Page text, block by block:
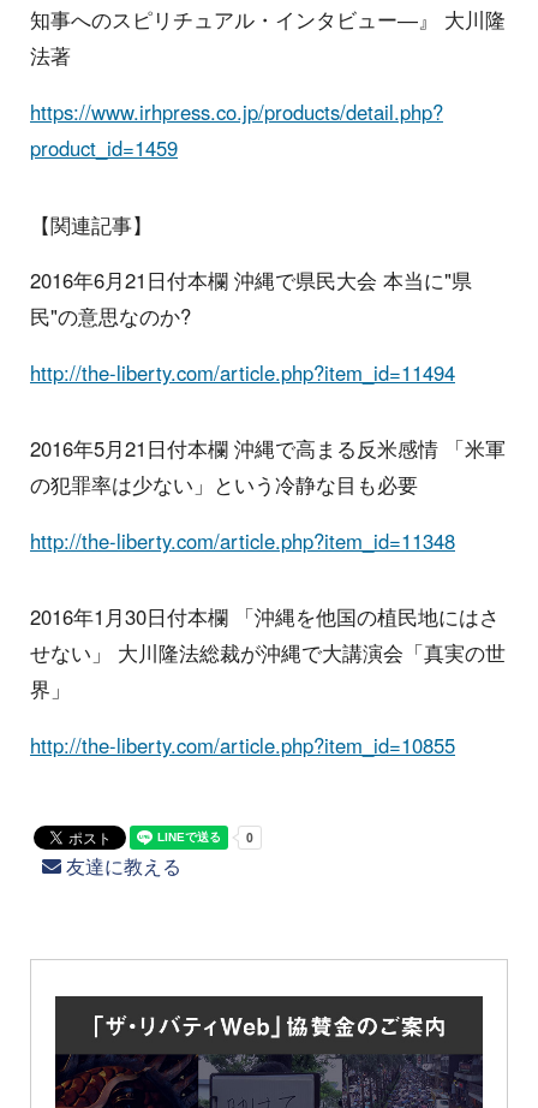
知事へのスピリチュアル・インタビュー―』 大川隆
法著
https://www.irhpress.co.jp/products/detail.php?
product_id=1459
【関連記事】
2016年6月21日付本欄 沖縄で県民大会 本当に"県
民"の意思なのか?
http://the-liberty.com/article.php?item_id=11494
2016年5月21日付本欄 沖縄で高まる反米感情 「米軍
の犯罪率は少ない」という冷静な目も必要
http://the-liberty.com/article.php?item_id=11348
2016年1月30日付本欄 「沖縄を他国の植民地にはさ
せない」 大川隆法総裁が沖縄で大講演会「真実の世
界」
http://the-liberty.com/article.php?item_id=10855
友達に教える